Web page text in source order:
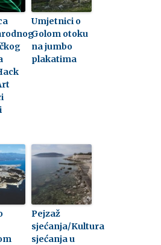
Umjetnici o
Golom otoku
na jumbo
plakatima
Pejzaž
sjećanja/Kultura
sjećanja u